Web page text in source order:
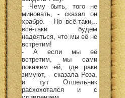
- Чему быть, того не
миновать, - сказал он
храбро. - Но всё-таки...
всё-таки будем
надеяться, что мы её не
встретим!
- А если мы её
встретим, мы сами
покажем ей, где раки
зимуют, - сказала Роза,
и тут Отшельник
расхохотался и с